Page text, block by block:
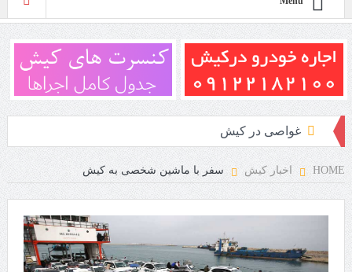
غواصی در کیش
پلاژ بانوان کیش
کنسرت های کیش 1405
شاتل سواری
HOME اخبار کیش سفر با ماشین شخصی به کیش